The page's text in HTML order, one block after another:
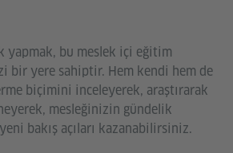
yapmak, bu meslek içi eğitim
bir yere sahiptir. Hem kendi hem de
biçimini inceleyerek, araştırarak
mesleğinizin gündelik
bakış açıları kazanabilirsiniz.